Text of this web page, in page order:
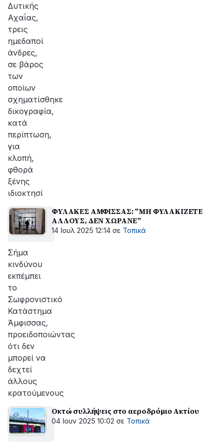
Δυτικής
Αχαΐας,
τρεις
ημεδαποί
άνδρες,
σε βάρος
των
οποίων
σχηματίσθηκε
δικογραφία,
κατά
περίπτωση,
για
κλοπή,
φθορά
ξένης
ιδιοκτησί
ΦΥΛΑΚΕΣ ΑΜΦΙΣΣΑΣ: “ΜΗ ΦΥΛΑΚΙΖΕΤΕ
ΑΛΛΟΥΣ, ΔΕΝ ΧΩΡΑΝΕ”
14 Ιουλ 2025 12:14 σε Τοπικά
Σήμα
κινδύνου
εκπέμπει
το
Σωφρονιστικό
Κατάστημα
Άμφισσας,
προειδοποιώντας
ότι δεν
μπορεί να
δεχτεί
άλλους
κρατούμενους
Οκτώ συλλήψεις στο αεροδρόμιο Ακτίου
04 Ιουν 2025 10:02 σε Τοπικά